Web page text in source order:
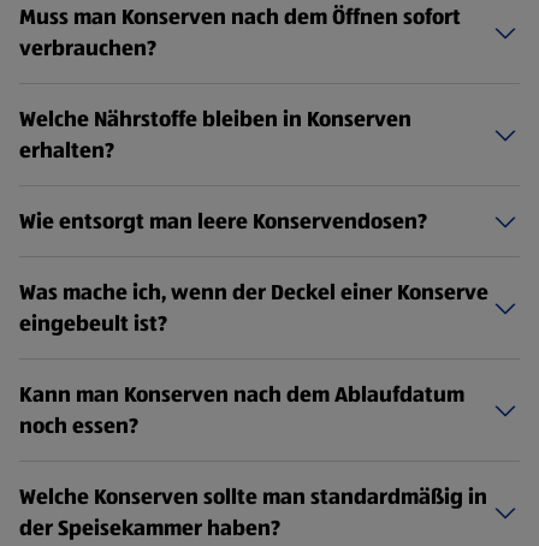
Muss man Konserven nach dem Öffnen sofort
verbrauchen?
Welche Nährstoffe bleiben in Konserven
erhalten?
Wie entsorgt man leere Konservendosen?
Was mache ich, wenn der Deckel einer Konserve
eingebeult ist?
Kann man Konserven nach dem Ablaufdatum
noch essen?
Welche Konserven sollte man standardmäßig in
der Speisekammer haben?